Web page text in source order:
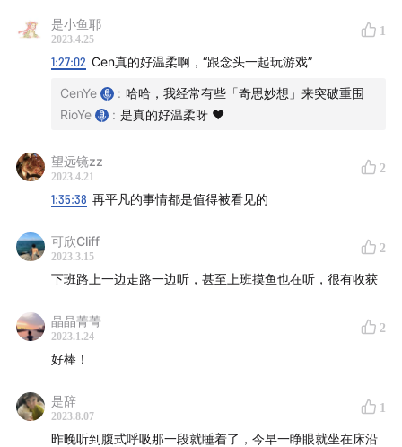
2:33:29Cen 在最后给大家发出的邀请
2:34:04音乐推荐：Anael & Bradfield - Ye Dharma
饮食与断食》
🪐 关于「炑星迹
Hi，大家好，我们是「炑星迹」主理人 Rio 和 Cen，我们
用修行的方式生活，以臣服的心态创业。我们相信人性中
的善良天使，相信每个人内心的自性和慈悲。
的成长，还有一家小小的香氛手作店在舟山，希望继续以
声音、视频、产品或者空间等不同的载体传递我们的理
是小鱼耶
2023.4.25
1
1:27:02 Cen真的好温柔啊，“跟念头一起玩游戏”
CenYe : 哈哈，我经常有些「奇思妙想」来突破重围
RioYe
: 是真的好温柔呀 ❤️
望远镜zz
2023.4.21
2
1:35:38 再平凡的事情都是值得被看见的
可欣Cliff
2023.3.15
2
下班路上一边走路一边听，甚至上班摸鱼也在听，很有收获
晶晶菁菁
2023.1.24
2
好棒！
是辞
2023.8.07
1
昨晚听到腹式呼吸那一段就睡着了，今早一睁眼就坐在床沿